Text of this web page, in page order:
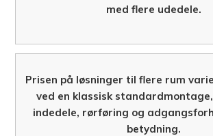
med flere udedele.
Prisen på løsninger til flere rum
ved en klassisk
indedele, rørføring og
betydning.